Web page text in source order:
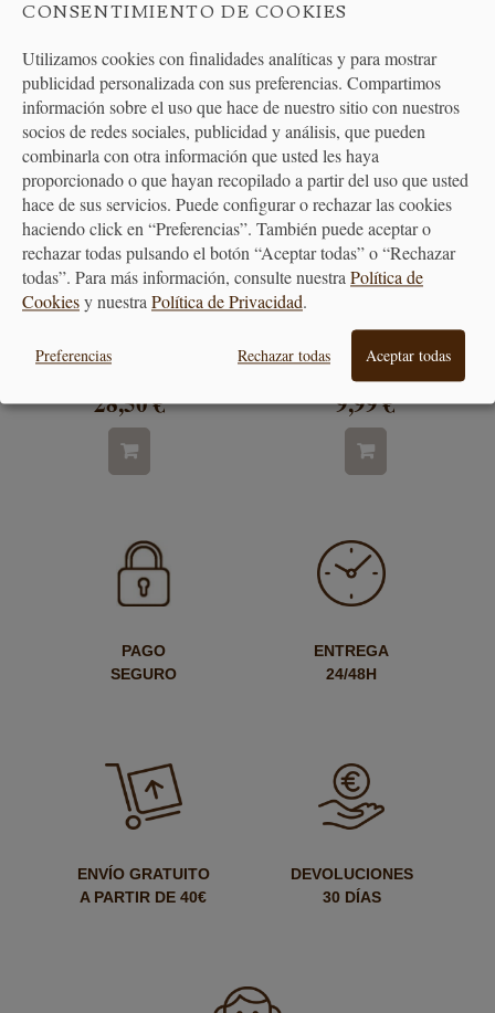
Olla Alta de Barro con Tapa -
28,50 €
Plato Trinchero de Barro -
Varios Tamaños
9,99 €
PAGO
SEGURO
ENTREGA
24/48H
ENVÍO GRATUITO
A PARTIR DE 40€
DEVOLUCIONES
30 DÍAS
CONSENTIMIENTO DE COOKIES
Utilizamos cookies con finalidades analíticas y para mostrar
publicidad personalizada con sus preferencias. Compartimos
información sobre el uso que hace de nuestro sitio con nuestros
socios de redes sociales, publicidad y análisis, que pueden
combinarla con otra información que usted les haya
proporcionado o que hayan recopilado a partir del uso que usted
hace de sus servicios. Puede configurar o rechazar las cookies
haciendo click en “Preferencias”. También puede aceptar o
rechazar todas pulsando el botón “Aceptar todas” o “Rechazar
todas”. Para más información, consulte nuestraPolítica de
Cookiesy nuestraPolítica de Privacidad.
Preferencias Rechazar todas Aceptar todas